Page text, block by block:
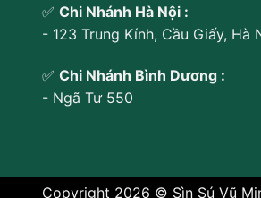
✅ Chi Nhánh Hà Nội :
- 123 Trung Kính, Cầu Giấy, Hà
✅ Chi Nhánh Bình Dương :
- Ngã Tư 550
Copyright 2026 © Sìn Sú Vũ